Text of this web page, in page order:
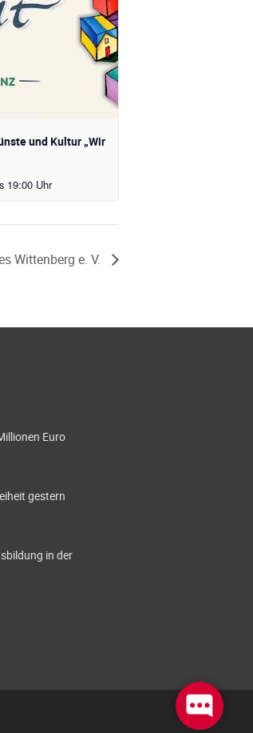
und Kultur „Wir
19:00 Uhr
Wittenberg e. V.
Euro
gestern
in der